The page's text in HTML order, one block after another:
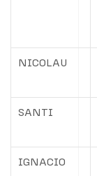
NICOLAU
SANTI
IGNACIO